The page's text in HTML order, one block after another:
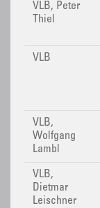
VLB, Peter
Thiel
VLB
VLB,
Wolfgang
Lambl
VLB,
Dietmar
Leischner